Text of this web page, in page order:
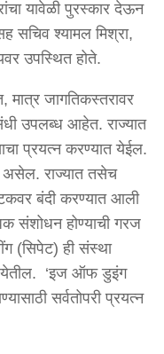
यावेळी पुरस्कार देऊन
सचिव श्यामल मिश्रा,
उपस्थित होते.
जागतिकस्तरावर
उपलब्ध आहेत. राज्यात
प्रयत्न करण्यात येईल.
असेल. राज्यात तसेच
बंदी करण्यात आली
संशोधन होण्याची गरज
(सिपेट) ही संस्था
येतील. ‘इज ऑफ डुइंग
सर्वतोपरी प्रयत्न